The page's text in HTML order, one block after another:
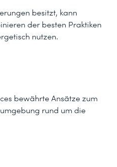
besitzt, kann
der besten Praktiken
nutzen.
bewährte Ansätze zum
rund um die